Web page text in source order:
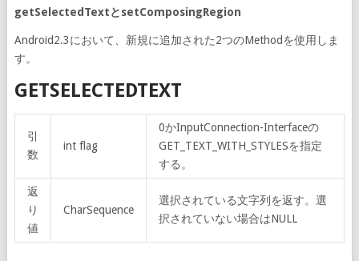
getSelectedTextとsetComposingRegion
Android2.3において、新規に追加された2つのMethodを使用しま
す。
GETSELECTEDTEXT
引
数
int flag
0かInputConnection-Interfaceの
GET_TEXT_WITH_STYLESを指定
する。
返
り
値
CharSequence
選択されている文字列を返す。選
択されていない場合はNULL